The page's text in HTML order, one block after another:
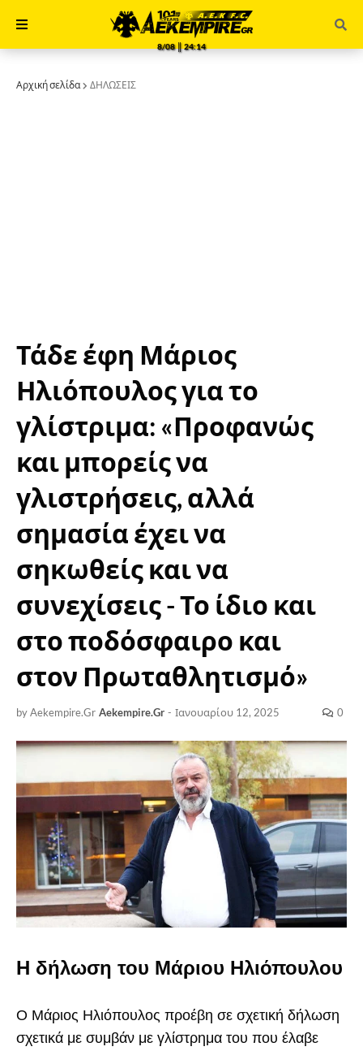
8/08 ║ 24:14
Αρχική σελίδα ΔΗΛΩΣΕΙΣ
Τάδε έφη Μάριος
Ηλιόπουλος για το
γλίστριμα: «Προφανώς
και μπορείς να
γλιστρήσεις, αλλά
σημασία έχει να
σηκωθείς και να
συνεχίσεις - Το ίδιο και
στο ποδόσφαιρο και
στον Πρωταθλητισμό»
by Aekempire.Gr Aekempire.Gr - Ιανουαρίου 12, 2025 0
Η δήλωση του Μάριου Ηλιόπουλου
Ο Μάριος Ηλιόπουλος προέβη σε σχετική δήλωση
σχετικά με συμβάν με γλίστρημα του που έλαβε